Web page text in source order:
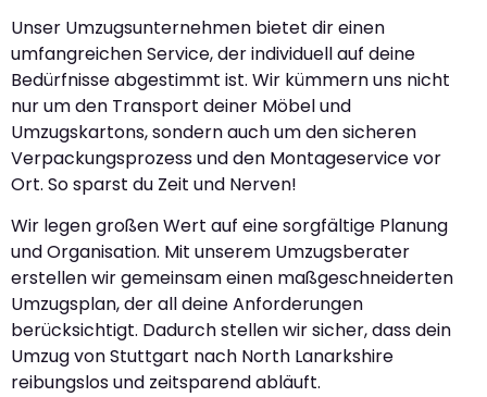
Unser Umzugsunternehmen bietet dir einen
umfangreichen Service, der individuell auf deine
Bedürfnisse abgestimmt ist. Wir kümmern uns nicht
nur um den Transport deiner Möbel und
Umzugskartons, sondern auch um den sicheren
Verpackungsprozess und den Montageservice vor
Ort. So sparst du Zeit und Nerven!
Wir legen großen Wert auf eine sorgfältige Planung
und Organisation. Mit unserem Umzugsberater
erstellen wir gemeinsam einen maßgeschneiderten
Umzugsplan, der all deine Anforderungen
berücksichtigt. Dadurch stellen wir sicher, dass dein
Umzug von Stuttgart nach North Lanarkshire
reibungslos und zeitsparend abläuft.